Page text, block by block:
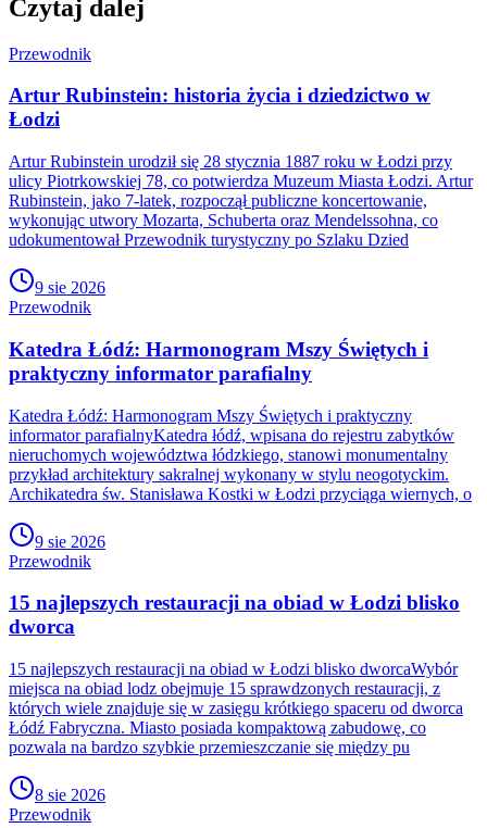
Czytaj dalej
Przewodnik
Artur Rubinstein: historia życia i dziedzictwo w
Łodzi
Artur Rubinstein urodził się 28 stycznia 1887 roku w Łodzi przy
ulicy Piotrkowskiej 78, co potwierdza Muzeum Miasta Łodzi. Artur
Rubinstein, jako 7-latek, rozpoczął publiczne koncertowanie,
wykonując utwory Mozarta, Schuberta oraz Mendelssohna, co
udokumentował Przewodnik turystyczny po Szlaku Dzied
9 sie 2026
Przewodnik
Katedra Łódź: Harmonogram Mszy Świętych i
praktyczny informator parafialny
Katedra Łódź: Harmonogram Mszy Świętych i praktyczny
informator parafialnyKatedra łódź, wpisana do rejestru zabytków
nieruchomych województwa łódzkiego, stanowi monumentalny
przykład architektury sakralnej wykonany w stylu neogotyckim.
Archikatedra św. Stanisława Kostki w Łodzi przyciąga wiernych, o
9 sie 2026
Przewodnik
15 najlepszych restauracji na obiad w Łodzi blisko
dworca
15 najlepszych restauracji na obiad w Łodzi blisko dworcaWybór
miejsca na obiad lodz obejmuje 15 sprawdzonych restauracji, z
których wiele znajduje się w zasięgu krótkiego spaceru od dworca
Łódź Fabryczna. Miasto posiada kompaktową zabudowę, co
pozwala na bardzo szybkie przemieszczanie się między pu
8 sie 2026
Przewodnik